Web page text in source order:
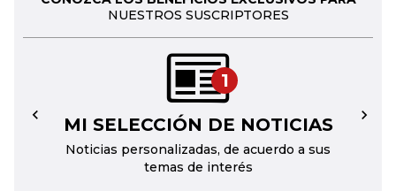
NUESTROS SUSCRIPTORES
1
MI SELECCIÓN DE NOTICIAS
Noticias personalizadas, de acuerdo a sus
temas de interés
← →